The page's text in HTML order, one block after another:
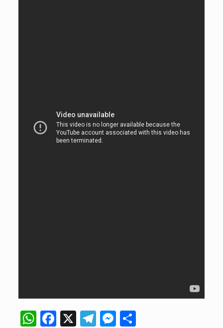
WhatsApp
Facebook
X Telegram
Messenger
Compartir